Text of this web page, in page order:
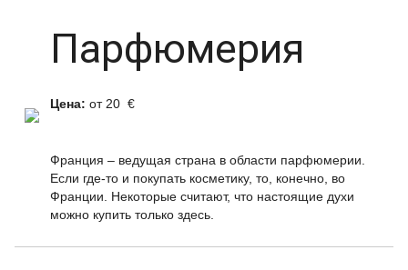
Парфюмерия
Цена: от 20 €
Франция – ведущая страна в области парфюмерии.
Если где-то и покупать косметику, то, конечно, во
Франции. Некоторые считают, что настоящие духи
можно купить только здесь.